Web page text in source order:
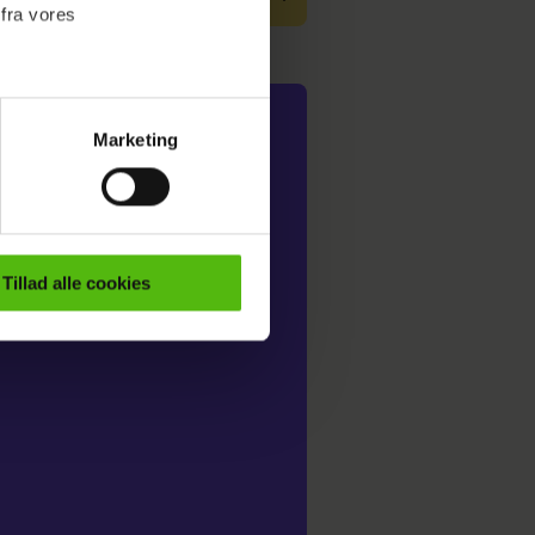
vores
indhold til dig.
Vi indsamler data
Marketing
Tillad alle cookies